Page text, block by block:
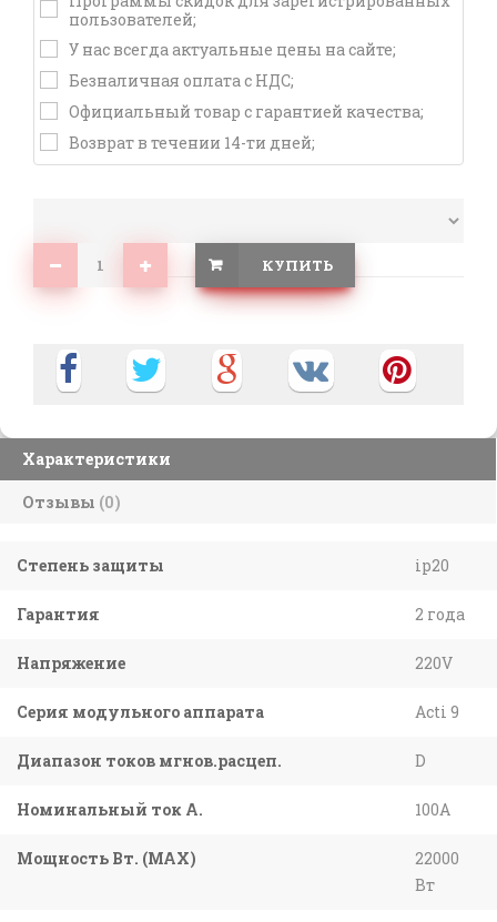
пользователей;
У нас всегда актуальные цены на сайте;
Безналичная оплата с НДС;
Официальный товар с гарантией качества;
Возврат в течении 14-ти дней;
КУПИТЬ
Характеристики
Отзывы (0)
Степень защиты ip20
Гарантия 2 года
Напряжение 220V
Серия модульного аппарата Acti 9
Диапазон токов мгнов.расцеп. D
Номинальный ток А. 100A
Мощность Вт. (МАХ)
22000
Вт